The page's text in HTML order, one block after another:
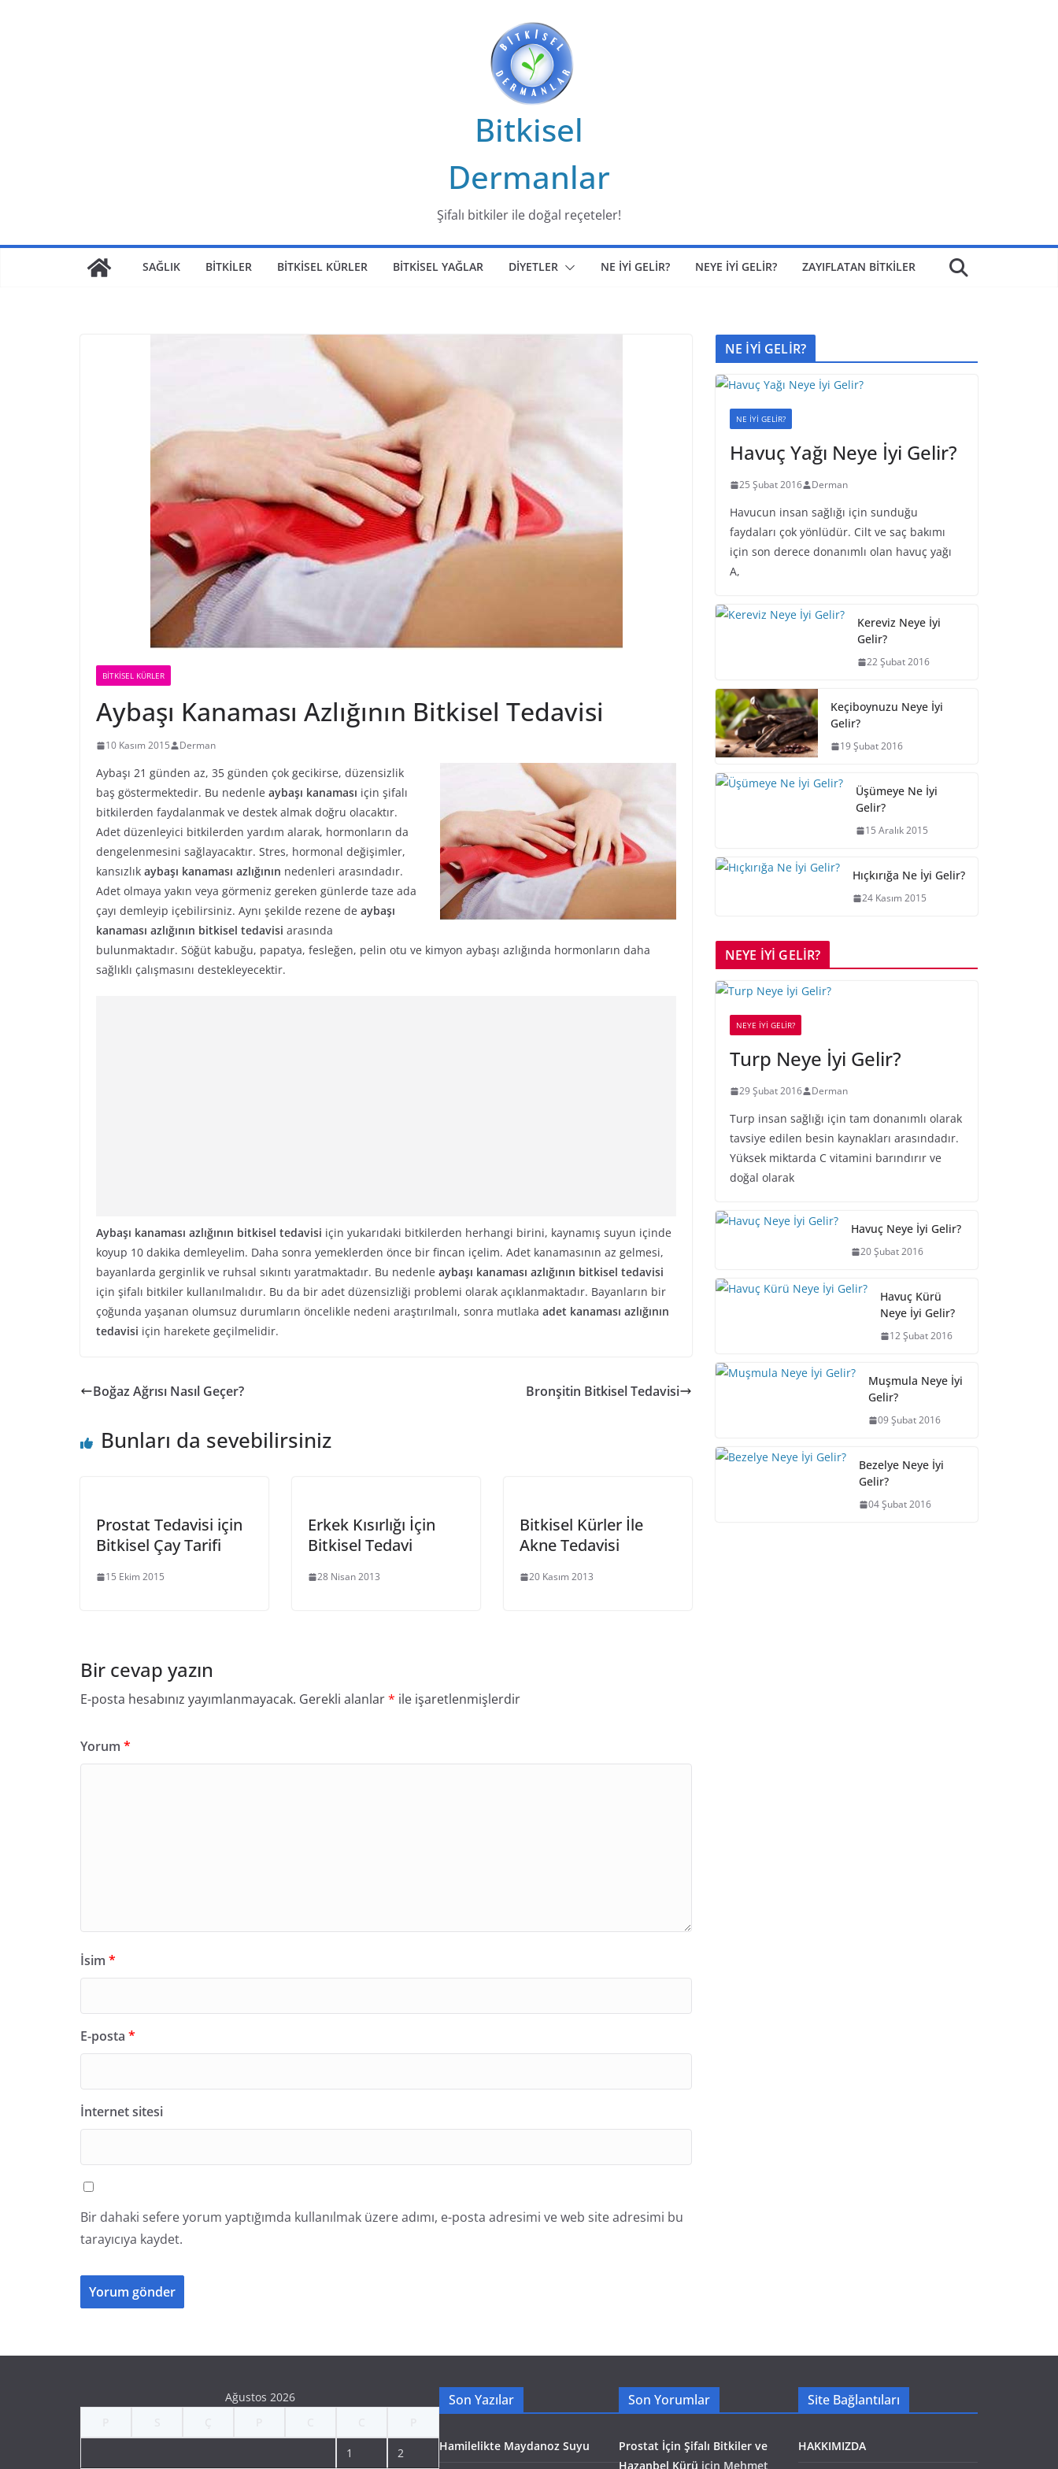
Bitkisel
Dermanlar
Şifalı bitkiler ile doğal reçeteler!
SAĞLIK BİTKİLER BİTKİSEL KÜRLER BİTKİSEL YAĞLAR DİYETLER NE İYİ GELİR? NEYE İYİ GELİR? ZAYIFLATAN BİTKİLER
BİTKİSEL KÜRLER
Aybaşı Kanaması Azlığının Bitkisel Tedavisi
10 Kasım 2015 Derman
Aybaşı 21 günden az, 35 günden çok gecikirse, düzensizlik
baş göstermektedir. Bu nedenle aybaşı kanaması için şifalı
bitkilerden faydalanmak ve destek almak doğru olacaktır.
Adet düzenleyici bitkilerden yardım alarak, hormonların da
dengelenmesini sağlayacaktır. Stres, hormonal değişimler,
kansızlık aybaşı kanaması azlığının nedenleri arasındadır.
Adet olmaya yakın veya görmeniz gereken günlerde taze ada
çayı demleyip içebilirsiniz. Aynı şekilde rezene de aybaşı
kanaması azlığının bitkisel tedavisi arasında
bulunmaktadır. Söğüt kabuğu, papatya, fesleğen, pelin otu ve kimyon aybaşı azlığında hormonların daha
sağlıklı çalışmasını destekleyecektir.
Aybaşı kanaması azlığının bitkisel tedavisi için yukarıdaki bitkilerden herhangi birini, kaynamış suyun içinde
koyup 10 dakika demleyelim. Daha sonra yemeklerden önce bir fincan içelim. Adet kanamasının az gelmesi,
bayanlarda gerginlik ve ruhsal sıkıntı yaratmaktadır. Bu nedenle aybaşı kanaması azlığının bitkisel tedavisi
için şifalı bitkiler kullanılmalıdır. Bu da bir adet düzensizliği problemi olarak açıklanmaktadır. Bayanların bir
çoğunda yaşanan olumsuz durumların öncelikle nedeni araştırılmalı, sonra mutlaka adet kanaması azlığının
tedavisi için harekete geçilmelidir.
Boğaz Ağrısı Nasıl Geçer? Bronşitin Bitkisel Tedavisi
Bunları da sevebilirsiniz
Prostat Tedavisi için
Bitkisel Çay Tarifi
15 Ekim 2015
Erkek Kısırlığı İçin
Bitkisel Tedavi
28 Nisan 2013
Bitkisel Kürler İle
Akne Tedavisi
20 Kasım 2013
Bir cevap yazın
E-posta hesabınız yayımlanmayacak. Gerekli alanlar* ile işaretlenmişlerdir
Yorum *
İsim *
E-posta *
İnternet sitesi
Bir dahaki sefere yorum yaptığımda kullanılmak üzere adımı, e-posta adresimi ve web site adresimi bu
tarayıcıya kaydet.
NE İYİ GELİR?
NE İYİ GELİR?
Havuç Yağı Neye İyi Gelir?
25 Şubat 2016 Derman
Havucun insan sağlığı için sunduğu
faydaları çok yönlüdür. Cilt ve saç bakımı
için son derece donanımlı olan havuç yağı
A,
Kereviz Neye İyi
Gelir?
22 Şubat 2016
Keçiboynuzu Neye İyi
Gelir?
19 Şubat 2016
Üşümeye Ne İyi
Gelir?
15 Aralık 2015
Hıçkırığa Ne İyi Gelir?
24 Kasım 2015
NEYE İYİ GELİR?
NEYE İYİ GELİR?
Turp Neye İyi Gelir?
29 Şubat 2016 Derman
Turp insan sağlığı için tam donanımlı olarak
tavsiye edilen besin kaynakları arasındadır.
Yüksek miktarda C vitamini barındırır ve
doğal olarak
Havuç Neye İyi Gelir?
20 Şubat 2016
Havuç Kürü
Neye İyi Gelir?
12 Şubat 2016
Muşmula Neye İyi
Gelir?
09 Şubat 2016
Bezelye Neye İyi
Gelir?
04 Şubat 2016
Ağustos 2026
1 2
Son Yazılar
Hamilelikte Maydanoz Suyu
Son Yorumlar
Prostat İçin Şifalı Bitkiler ve
Hazanbel Kürü için Mehmet
Site Bağlantıları
HAKKIMIZDA